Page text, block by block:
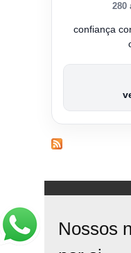
280
confiança
Nossos